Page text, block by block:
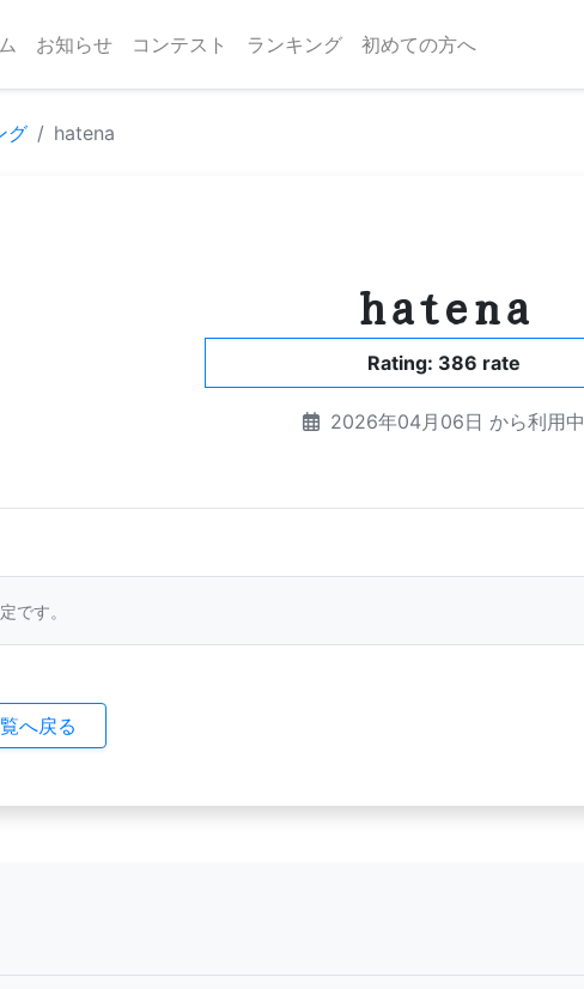
お知らせ コンテスト ランキング 初めての方へ
グ hatena
hatena
Rating: 386 rate
2026年04月06日 から利用中
です。
へ戻る